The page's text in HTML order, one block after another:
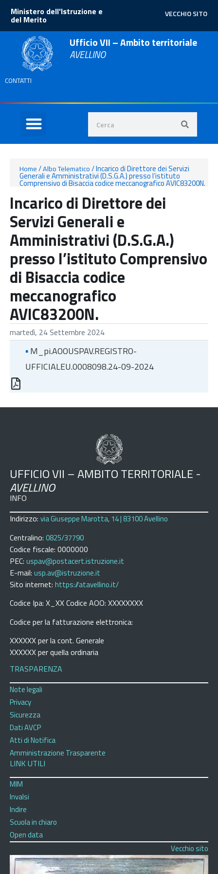
VECCHIO SITO
Ministero dell'Istruzione e
del Merito
Ufficio VII – Ambito territoriale
AVELLINO
CONTATTI
Home/Albo Telematico/Incarico di Direttore dei Servizi
Generali e Amministrativi (D.S.G.A.) presso l’istituto
Comprensivo di Bisaccia codice meccanografico AVIC83200N.
Incarico di Direttore dei
Servizi Generali e
Amministrativi (D.S.G.A.)
presso l’istituto Comprensivo
di Bisaccia codice
meccanografico
AVIC83200N.
martedì, 24 Settembre 2024
▪M_pi.AOOUSPAV.REGISTRO-
UFFICIALEU.0008098.24-09-2024
UFFICIO VII – AMBITO TERRITORIALE -
AVELLINO
INFO
Indirizzo: via Giuseppe Marotta, 14 | 83100 Avellino
Centralino: 0825/37790
Codice fiscale: 0000000
PEC: uspav@postacert.istruzione.it
E-mail: usp.av@istruzione.it
Sito internet: https://atavellino.it/
Codice Ipa: X_XX Codice AOO: XXXXXXXX
Codice per la fatturazione elettronica:
XXXXXX per la cont. Generale
XXXXXX per quella ordinaria
TRASPARENZA
Note legali
Privacy
Sicurezza
Dati AVCP
Atti di Notifica
Amministrazione Trasparente
LINK UTILI
MIM
Invalsi
Indire
Scuola in chiaro
Open data
Vecchio sito